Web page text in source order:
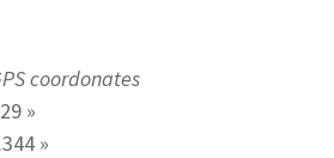
coordonates
»
»